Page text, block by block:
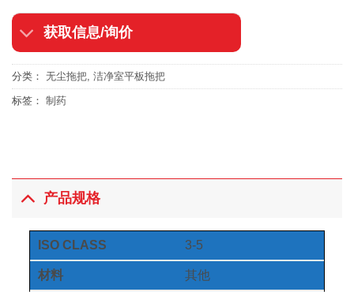
获取信息/询价
分类： 无尘拖把, 洁净室平板拖把
标签： 制药
产品规格
ISO CLASS 3-5
材料 其他